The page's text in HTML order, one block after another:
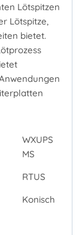
Lötspitzen
Lötspitze,
bietet.
WXUPS
MS
RTUS
Konisch